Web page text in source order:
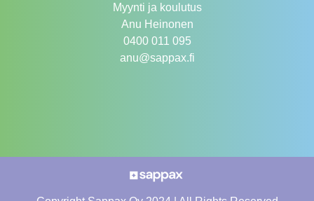
Myynti ja koulutus
Anu Heinonen
0400 011 095
anu@sappax.fi